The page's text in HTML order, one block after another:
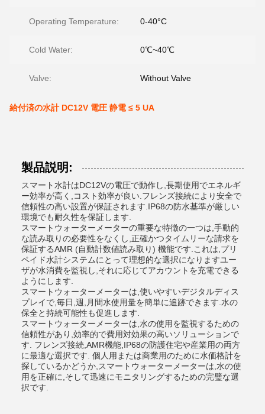
Operating Temperature: 0-40°C
Cold Water: 0℃~40℃
Valve: Without Valve
給付済の水計 DC12V 電圧 静電 ≤ 5 UA
製品説明:
スマート水計はDC12Vの電圧で動作し,長期使用でエネルギ
ー効率が高く,コスト効率が良い.フレンズ接続により安全で
信頼性の高い設置が保証されます.IP68の防水基準が厳しい
環境でも耐久性を保証します.
スマートウォーターメーターの重要な特徴の一つは,手動的
な読み取りの必要性をなくし,正確かつタイムリーな請求を
保証するAMR (自動計数値読み取り) 機能です.これは,プリ
ペイド水計システムにとって理想的な選択になりますユー
ザが水消費を監視し,それに応じてアカウントを充電できる
ようにします.
スマートウォーターメーターは,使いやすいデジタルディス
プレイで,毎日,週,月間水使用量を簡単に追跡できます.水の
保全と持続可能性も促進します.
スマートウォーターメーターは,水の使用を監視するための
信頼性があり,効率的で費用対効果の高いソリューションで
す. フレンズ接続,AMR機能,IP68の防護住宅や産業用の両方
に最適な選択です. 個人用または商業用のために水価格計を
探しているかどうか,スマートウォーターメーターは,水の使
用を正確に,そして迅速にモニタリングするための完璧な選
択です.